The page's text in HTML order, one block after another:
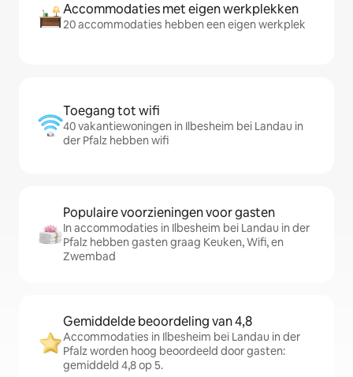
Accommodaties met eigen werkplekken
20 accommodaties hebben een eigen werkplek
Toegang tot wifi
40 vakantiewoningen in Ilbesheim bei Landau in
der Pfalz hebben wifi
Populaire voorzieningen voor gasten
In accommodaties in Ilbesheim bei Landau in der
Pfalz hebben gasten graag Keuken, Wifi, en
Zwembad
Gemiddelde beoordeling van 4,8
Accommodaties in Ilbesheim bei Landau in der
Pfalz worden hoog beoordeeld door gasten:
gemiddeld 4,8 op 5.